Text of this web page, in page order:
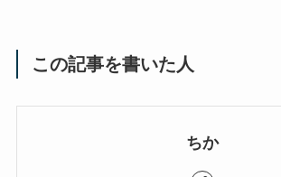
この記事を書いた人
ちか